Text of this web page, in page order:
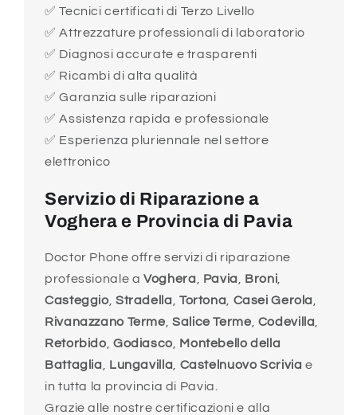
✅ Tecnici certificati di Terzo Livello
✅ Attrezzature professionali di laboratorio
✅ Diagnosi accurate e trasparenti
✅ Ricambi di alta qualità
✅ Garanzia sulle riparazioni
✅ Assistenza rapida e professionale
✅ Esperienza pluriennale nel settore
elettronico
Servizio di Riparazione a
Voghera e Provincia di Pavia
Doctor Phone offre servizi di riparazione
professionale aVoghera Pavia Broni
Casteggio Stradella Tortona Casei Gerola
Rivanazzano Terme Salice Terme Codevilla
Retorbido Godiasco
Montebello della
Battaglia
Lungavilla Castelnuovo Scrivia e
in tutta la provincia di Pavia.
Grazie alle nostre certificazioni e alla